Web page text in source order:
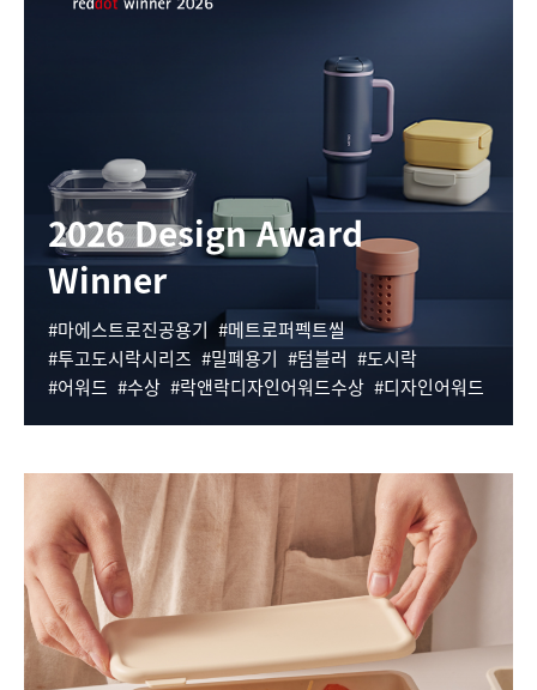
2026 Design Award
Winner
마에스트로진공용기
메트로퍼펙트씰
투고도시락시리즈
밀폐용기 텀블러
도시락
어워드
수상 락앤락디자인어워드수상 디자인어워드